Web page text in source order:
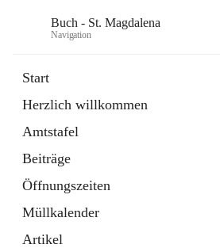
Buch - St. Magdalena
Navigation
Start
Herzlich willkommen
Amtstafel
Beiträge
Öffnungszeiten
Müllkalender
Artikel
11 Schnellzugriffe
Bürgerservice
10 Schnellzugriffe